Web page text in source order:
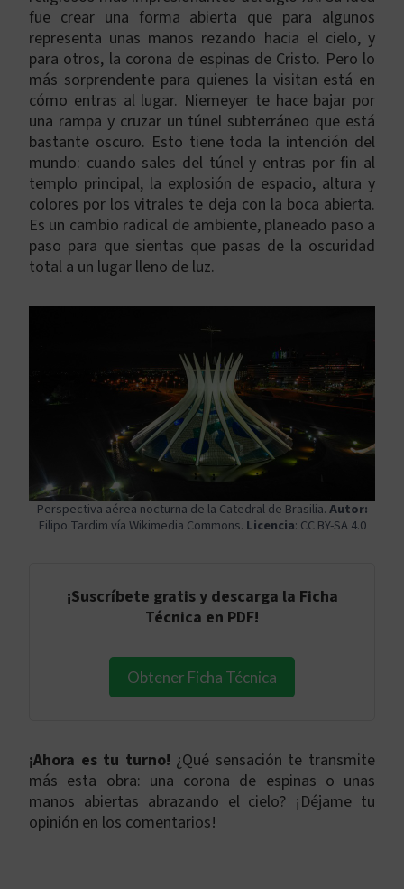
fue crear una forma abierta que para algunos
representa unas manos rezando hacia el cielo, y
para otros, la corona de espinas de Cristo. Pero lo
más sorprendente para quienes la visitan está en
cómo entras al lugar. Niemeyer te hace bajar por
una rampa y cruzar un túnel subterráneo que está
bastante oscuro. Esto tiene toda la intención del
mundo: cuando sales del túnel y entras por fin al
templo principal, la explosión de espacio, altura y
colores por los vitrales te deja con la boca abierta.
Es un cambio radical de ambiente, planeado paso a
paso para que sientas que pasas de la oscuridad
total a un lugar lleno de luz.
Perspectiva aérea nocturna de la Catedral de Brasilia.Autor:
Filipo Tardimvía Wikimedia Commons. Licencia: CC BY-SA 4.0
¡Suscríbete gratis y descarga la Ficha
Técnica en PDF!
Obtener Ficha Técnica
¡Ahora es tu turno! ¿Qué sensación te transmite
más esta obra: una corona de espinas o unas
manos abiertas abrazando el cielo? ¡Déjame tu
opinión en los comentarios!